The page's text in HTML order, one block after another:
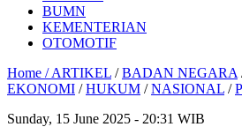
BUMN
KEMENTERIAN
OTOMOTIF
Home /ARTIKEL /BADAN NEGARA
EKONOMI /HUKUM /NASIONAL /
Sunday, 15 June 2025 - 20:31 WIB